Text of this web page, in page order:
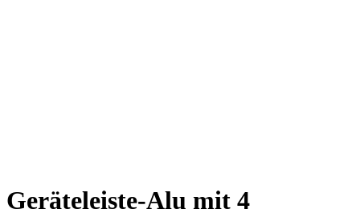
Geräteleiste-Alu mit 4